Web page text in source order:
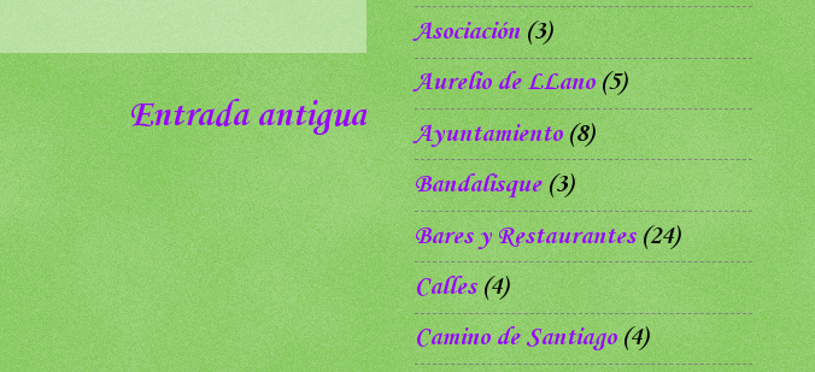
Entrada antigua
Asociación (3)
Aurelio de LLano (5)
Ayuntamiento (8)
Bandalisque (3)
Bares y Restaurantes (24)
Calles (4)
Camino de Santiago (4)